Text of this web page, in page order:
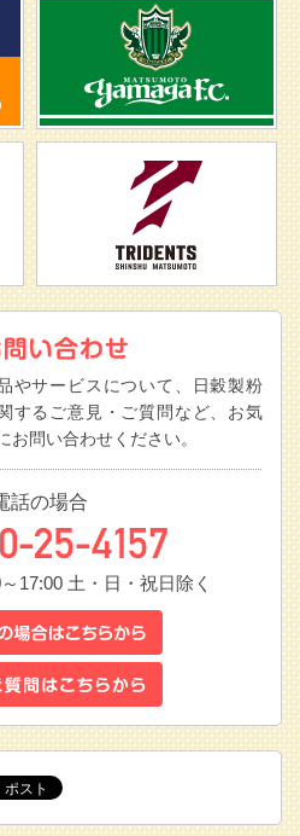
やサービスについて、日穀製粉
するご意見・ご質問など、お気
お問い合わせください。
話の場合
17:00土・日・祝日除く